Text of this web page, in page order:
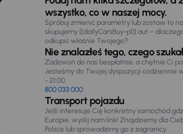
wszystko, co w naszej mocy.
Spróbuj zmienić parametry lub zostaw to
skupujemy [[dailyCarsBuy-pl]] aut –
odkupić właśnie Twojego?
Nie znalazłeś tego, czego
Zadzwoń do nas bezpłatnie, a chętnie Ci
Jesteśmy do Twojej dyspozycji codziennie
- 21:00
800 033 000
Transport pojazdu
Jeśli interesuje Cię konkretny samochód
Europie, wyślij nam link! Znajdziemy dla
Polsce lub sprowadzimy go z zagranicy.